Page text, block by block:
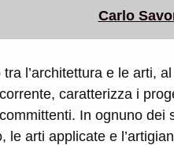
Carlo
tra l’architettura e le arti,
caratterizza i
In ognuno dei
le arti applicate e